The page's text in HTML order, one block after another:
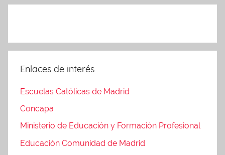
Enlaces de interés
Escuelas Católicas de Madrid
Concapa
Ministerio de Educación y Formación Profesional
Educación Comunidad de Madrid